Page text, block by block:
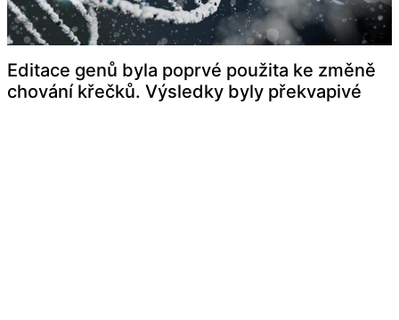
Editace genů byla poprvé použita ke změně
chování křečků. Výsledky byly překvapivé